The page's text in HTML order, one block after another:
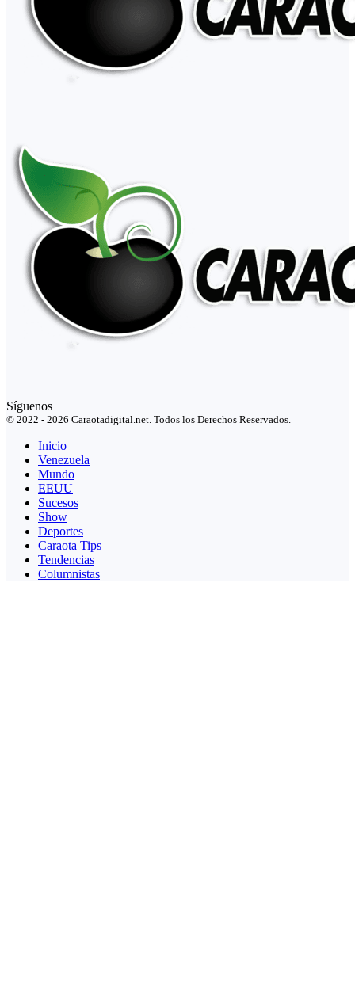
Síguenos
© 2022 - 2026 Caraotadigital.net. Todos los Derechos Reservados.
Inicio
Venezuela
Mundo
EEUU
Sucesos
Show
Deportes
Caraota Tips
Tendencias
Columnistas